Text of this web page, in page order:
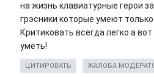
на жизнь клавиатурные герои
грэсники которые умеют
Критиковать всегда легко а
уметь!
ЦИТИРОВАТЬ ЖАЛОБА